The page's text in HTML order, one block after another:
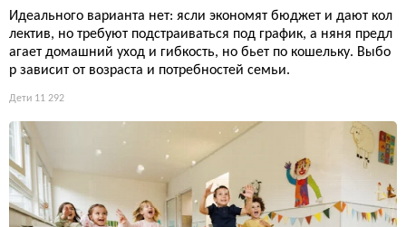
Идеального варианта нет: ясли экономят бюджет и дают кол
лектив, но требуют подстраиваться под график, а няня предл
агает домашний уход и гибкость, но бьет по кошельку. Выбо
р зависит от возраста и потребностей семьи.
Дети 11 292